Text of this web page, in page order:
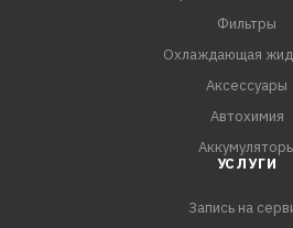
Фильтры
Охлаждающая
Аксессуары
Автохимия
УСЛУГИ
Запись на